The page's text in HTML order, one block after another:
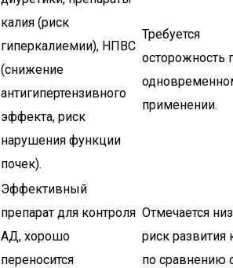
калия (риск
гиперкалиемии), НПВС
(снижение
антигипертензивного
эффекта, риск
нарушения функции
почек).
Требуется
осторожность
применении.
Эффективный
препарат для контроля
АД, хорошо
переносится
Отмечается
риск развития
по сравнению